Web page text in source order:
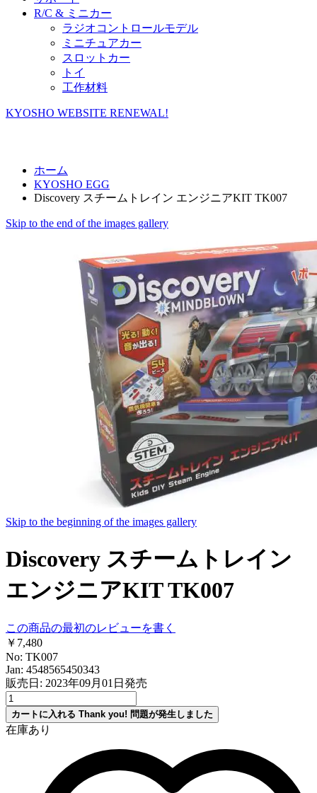
R/C & ミニカー
ラジオコントロールモデル
ミニチュアカー
スロットカー
トイ
工作材料
KYOSHO WEBSITE RENEWAL!
ホーム
KYOSHO EGG
Discovery スチームトレイン エンジニアKIT TK007
Skip to the end of the images gallery
Skip to the beginning of the images gallery
Discovery スチームトレイン
エンジニアKIT TK007
この商品の最初のレビューを書く
￥7,480
No: TK007
Jan: 4548565450343
販売日: 2023年09月01日発売
カートに入れる Thank you! 問題が発生しました
在庫あり